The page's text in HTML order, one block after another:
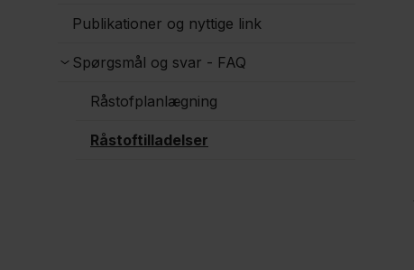
Publikationer og nyttige link
Spørgsmål og svar - FAQ
Råstofplanlægning
Råstoftilladelser